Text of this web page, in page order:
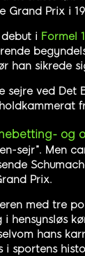
Grand Prix i
i Formel 1
han sikrede
sejre ved Det
og
sejr”. Men
Prix.
med tre
i hensynsløs
hans
i sportens